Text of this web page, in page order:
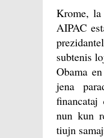
Krome, la
AIPAC
subtenis
Obama
jena
financataj
nun kun
tiujn